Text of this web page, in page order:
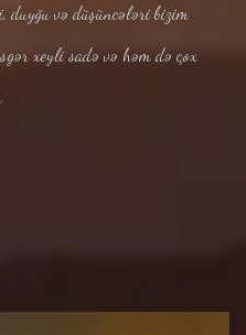
duyğu və düşüncələri bizim
xeyli sadə və həm də çox